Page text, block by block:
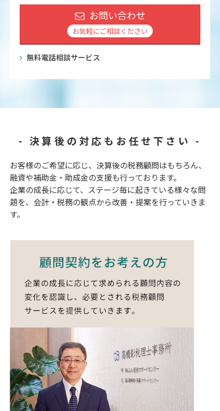
お問い合わせ
お気軽にご相談ください
無料電話相談サービス
- 決算後の対応もお任せ下さい -
お客様のご希望に応じ、決算後の税務顧問はもちろん、
融資や補助金・助成金の支援も行っております。
企業の成長に応じて、ステージ毎に起きている様々な問
題を、会計・税務の観点から改善・提案を行っていきま
す。